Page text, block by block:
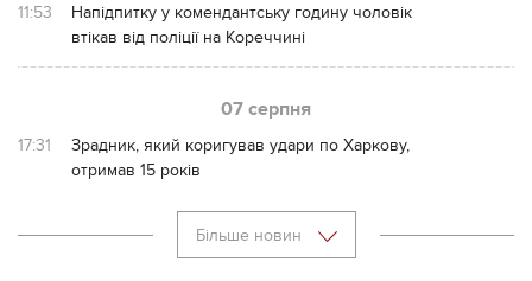
11:53
Напідпитку у комендантську годину чоловік
втікав від поліції на Кореччині
07 серпня
17:31
Зрадник, який коригував удари по Харкову,
отримав 15 років
Більше новин